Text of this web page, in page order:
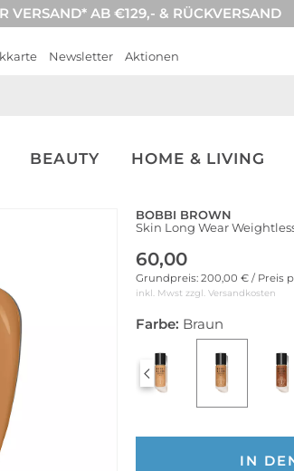
VERSAND* AB €129,- & RÜCKVERSAND
Newsletter Aktionen
BEAUTY HOME & LIVING
BOBBI BROWN
Skin Long Wear
60,00
Grundpreis: 200,00 € / Preis
inkl. Mwst zzgl. Versandkosten
Farbe: Braun
IN